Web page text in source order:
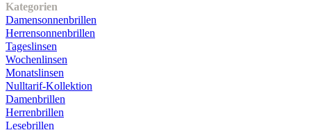
Kategorien
Damensonnenbrillen
Herrensonnenbrillen
Tageslinsen
Wochenlinsen
Monatslinsen
Nulltarif-Kollektion
Damenbrillen
Herrenbrillen
Lesebrillen